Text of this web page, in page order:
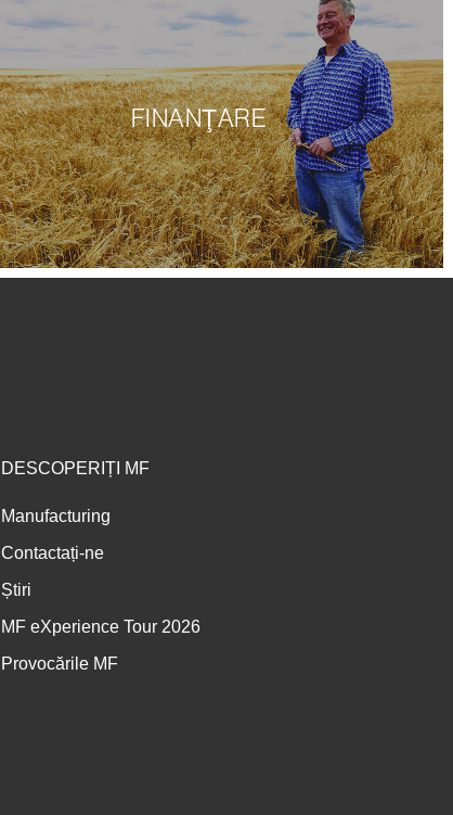
FINANŢARE
DESCOPERIȚI MF
Manufacturing
Contactați-ne
Știri
MF eXperience Tour 2026
Provocările MF